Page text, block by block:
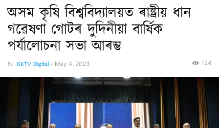
অসম কৃষি বিশ্ববিদ্যালয়ত ৰাষ্ট্ৰীয় ধান
গৱেষণা গোটৰ দুদিনীয়া বাৰ্ষিক
পৰ্যালোচনা সভা আৰম্ভ
By NKTV Digital- May 4, 2023 124